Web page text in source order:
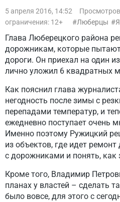
5 апреля 2016, 14:52
ограничения: 12+
Люберцы
Глава Люберецкого района
дорожникам, которые
дороги. Он приехал на один
лично уложил 6 квадратных
Как пояснил глава
негодность после зимы с
перепадами температур, и
ежедневно поступает очень
Именно поэтому Ружицкий
из объектов, где идет ремонт
с дорожниками и понять,
Кроме того, Владимир
планах у властей – сделать
было вовсе, для этого с